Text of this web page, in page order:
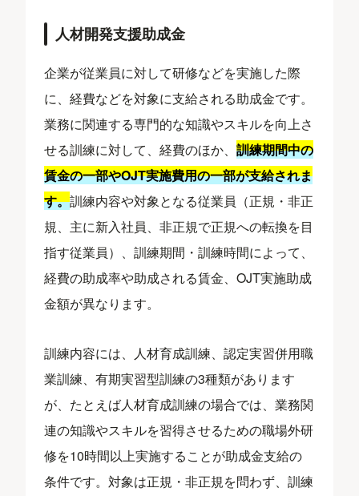
人材開発支援助成金
企業が従業員に対して研修などを実施した際
に、経費などを対象に支給される助成金です。
業務に関連する専門的な知識やスキルを向上さ
せる訓練に対して、経費のほか、訓練期間中の
賃金の一部やOJT実施費用の一部が支給されま
す。訓練内容や対象となる従業員（正規・非正
規、主に新入社員、非正規で正規への転換を目
指す従業員）、訓練期間・訓練時間によって、
経費の助成率や助成される賃金、OJT実施助成
金額が異なります。
訓練内容には、人材育成訓練、認定実習併用職
業訓練、有期実習型訓練の3種類があります
が、たとえば人材育成訓練の場合では、業務関
連の知識やスキルを習得させるための職場外研
修を10時間以上実施することが助成金支給の
条件です。対象は正規・非正規を問わず、訓練